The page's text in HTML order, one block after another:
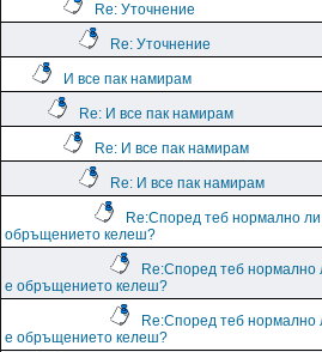
Re: Уточнение
Re: Уточнение
И все пак намирам
Re: И все пак намирам
Re: И все пак намирам
Re: И все пак намирам
Re:Според теб нормално
обръщението келеш?
Re:Според теб нормално
е обръщението келеш?
Re:Според теб нормално
е обръщението келеш?